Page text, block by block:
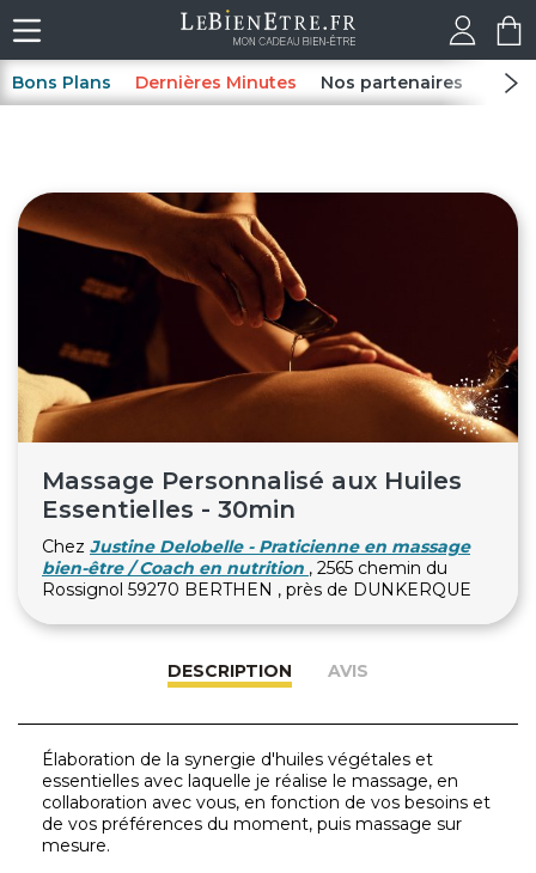
Bons Plans Dernières Minutes Nos partenaires Spas
Massage Personnalisé aux Huiles
Essentielles - 30min
Chez Justine Delobelle - Praticienne en massage
bien-être / Coach en nutrition , 2565 chemin du
Rossignol 59270 BERTHEN , près de DUNKERQUE
DESCRIPTION AVIS
Élaboration de la synergie d'huiles végétales et
essentielles avec laquelle je réalise le massage, en
collaboration avec vous, en fonction de vos besoins et
de vos préférences du moment, puis massage sur
mesure.